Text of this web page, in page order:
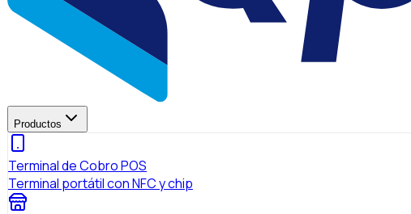
Productos
Terminal de Cobro POS
Terminal portátil con NFC y chip